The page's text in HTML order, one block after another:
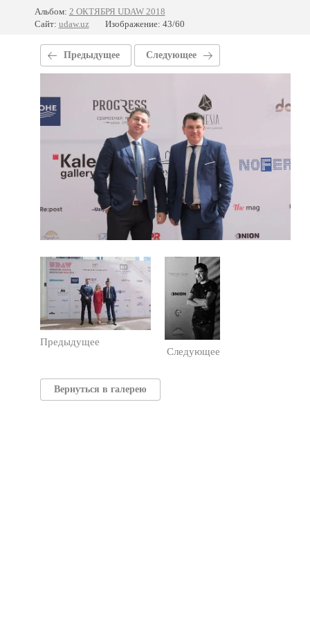
Альбом: 2 ОКТЯБРЯ UDAW 2018
Сайт: udaw.uz Изображение: 43/60
Предыдущее Следующее
Предыдущее
Следующее
Вернуться в галерею